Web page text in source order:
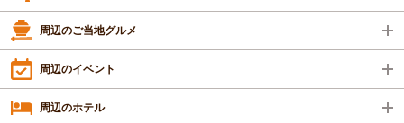
周辺のご当地グルメ
周辺のイベント
周辺のホテル